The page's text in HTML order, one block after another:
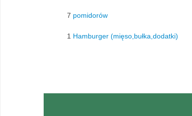
7 pomidorów
1 Hamburger (mięso,bułka,dodatki)